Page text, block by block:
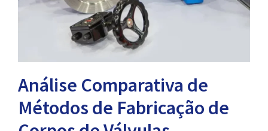
Análise Comparativa de
Métodos de Fabricação de